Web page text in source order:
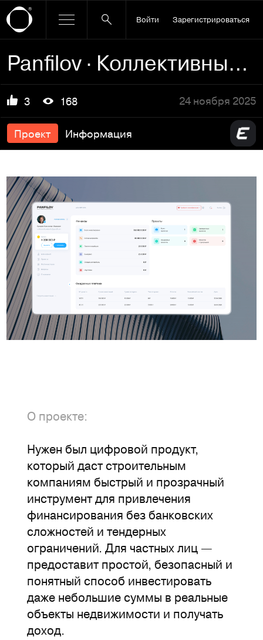
Войти Зарегистрироваться
Panfilov · Коллективные инвестиции в недвижимость
3 168 24 ноября 2025
Проект Информация
О проекте:
Нужен был цифровой продукт,
который даст строительным
компаниям быстрый и прозрачный
инструмент для привлечения
финансирования без банковских
сложностей и тендерных
ограничений. Для частных лиц —
предоставит простой, безопасный и
понятный способ инвестировать
даже небольшие суммы в реальные
объекты недвижимости и получать
доход.